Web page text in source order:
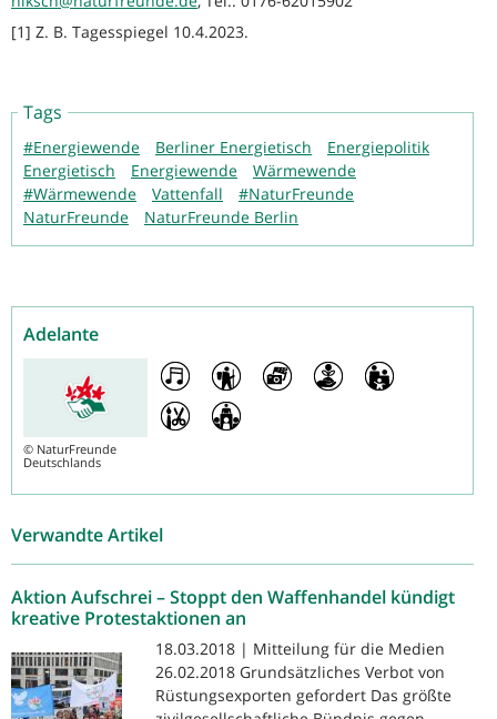
[1] Z. B. Tagesspiegel 10.4.2023.
Tags
#Energiewende Berliner Energietisch
Energiepolitik
Energietisch
Energiewende
Wärmewende
#Wärmewende
Vattenfall
#NaturFreunde
NaturFreunde
NaturFreunde Berlin
Adelante
© NaturFreunde
Deutschlands
Verwandte Artikel
Aktion Aufschrei – Stoppt den Waffenhandel kündigt
kreative Protestaktionen an
18.03.2018 | Mitteilung für die Medien
26.02.2018 Grundsätzliches Verbot von
Rüstungsexporten gefordert Das größte